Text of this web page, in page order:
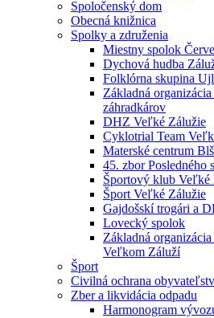
Spoločenský dom
Obecná knižnica
Spolky a združenia
Miestny spolok
Dychová hudba
Folklórna skupina
Základná
záhradkárov
DHZ Veľké Zálužie
Cyklotrial Team
Materské centrum
45. zbor Posledného
Športový klub Veľké
Šport Veľké Zálužie
Gajdošskí trogári a
Lovecký spolok
Základná
Veľkom Záluží
Šport
Civilná ochrana
Zber a likvidácia odpadu
Harmonogram